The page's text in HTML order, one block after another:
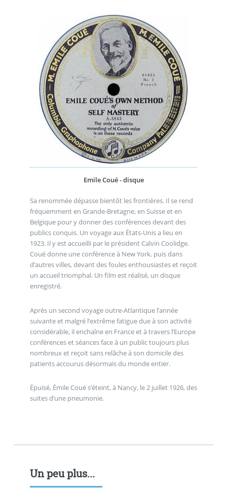
Emile Coué - disque
Sa renommée dépasse bientôt les frontières. Il se rend
fréquemment en Grande-Bretagne, en Suisse et en
Belgique pour y donner des conférences devant des
publics conquis. Un voyage aux États-Unis a lieu en
1923. Il y est accueilli par le président Calvin Coolidge.
Coué donne une conférence à New York, puis dans
d’autres villes, devant des foules enthousiastes et reçoit
un accueil triomphal. Un film est réalisé, un disque
enregistré.
Après un second voyage outre-Atlantique l’année
suivante et malgré l’extrême fatigue due à son activité
considérable, il enchaîne en France et à travers l’Europe
conférences et séances face à un public toujours plus
nombreux et reçoit sans relâche à son domicile des
patients accourus désormais du monde entier.
Épuisé, Émile Coué s’éteint, à Nancy, le 2 juillet 1926, des
suites d’une pneumonie.
Un peu plus...